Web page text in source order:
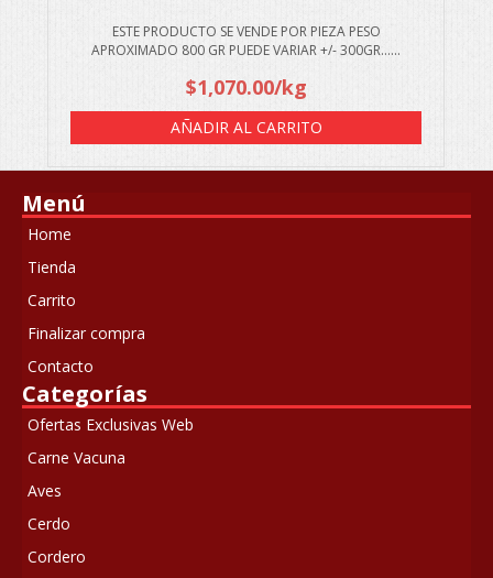
ESTE PRODUCTO SE VENDE POR PIEZA PESO
APROXIMADO 800 GR PUEDE VARIAR +/- 300GR…...
$1,070.00/kg
AÑADIR AL CARRITO
Menú
Home
Tienda
Carrito
Finalizar compra
Contacto
Categorías
Ofertas Exclusivas Web
Carne Vacuna
Aves
Cerdo
Cordero